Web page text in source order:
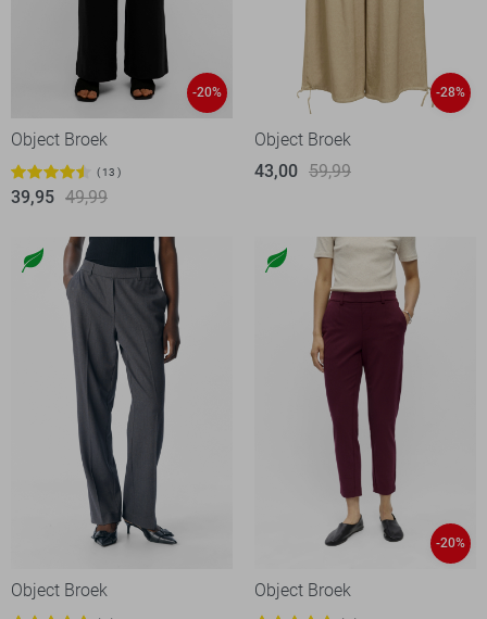
-20%
Object Broek
13
39,95 49,99
-28%
Object Broek
43,00 59,99
Object Broek
-20%
Object Broek